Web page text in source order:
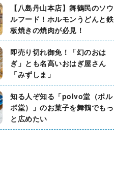
【八島丹山本店】舞鶴民のソウ
ルフード！ホルモンうどんと鉄
板焼きの焼肉が必見！
即売り切れ御免！「幻のおは
ぎ」とも名高いおはぎ屋さん
「みずしま」
知る人ぞ知る「polvo堂（ポル
ボ堂）」のお菓子を舞鶴でもっ
と広めたい